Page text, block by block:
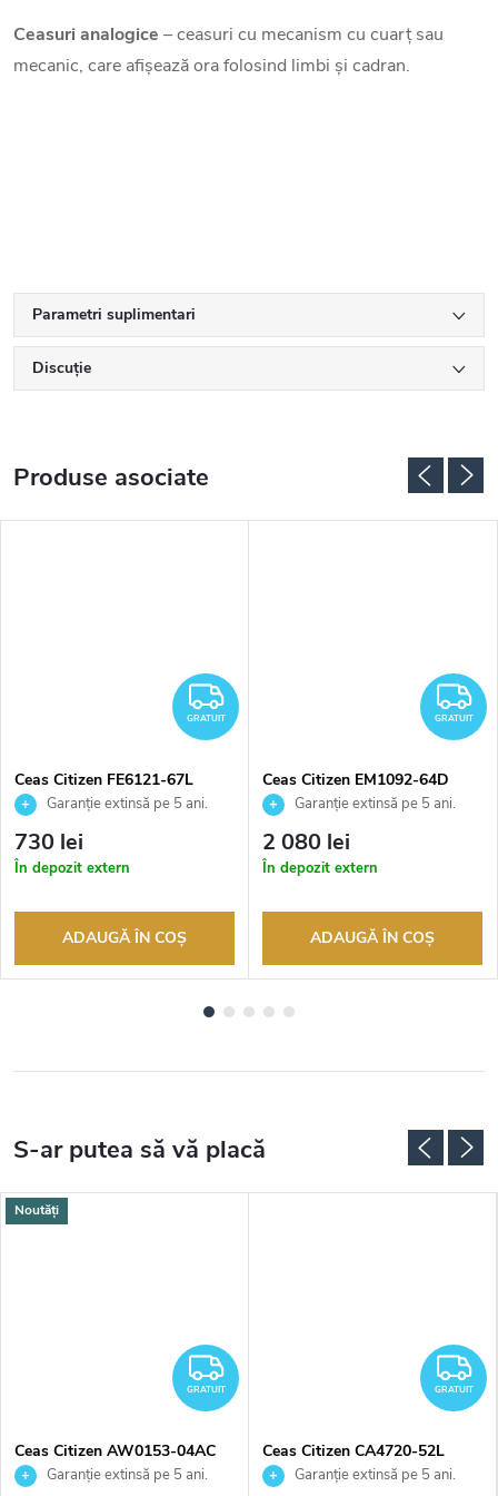
Ceasuri analogice – ceasuri cu mecanism cu cuarț sau
mecanic, care afișează ora folosind limbi și cadran.
Parametri suplimentari
Discuţie
Produse asociate
GRATUIT
GRATUIT
Ceas Citizen FE6121-67L
Garanție extinsă pe 5 ani.
Până la 100 de zile pentru
returnarea bunurilor. Vânzător
autorizat
730 lei
În depozit extern
ADAUGĂ ÎN COŞ
GRATUIT
Ceas Citizen EM1092-64D
Garanție extinsă pe 5 ani.
Până la 100 de zile pentru
returnarea bunurilor. Vânzător
autorizat
2 080 lei
În depozit extern
ADAUGĂ ÎN COŞ
Noutăți
GRATUIT
GRATUIT
Ceas Citizen AW0153-04AC
Garanție extinsă pe 5 ani.
GRATUIT
Ceas Citizen CA4720-52L
Garanție extinsă pe 5 ani.